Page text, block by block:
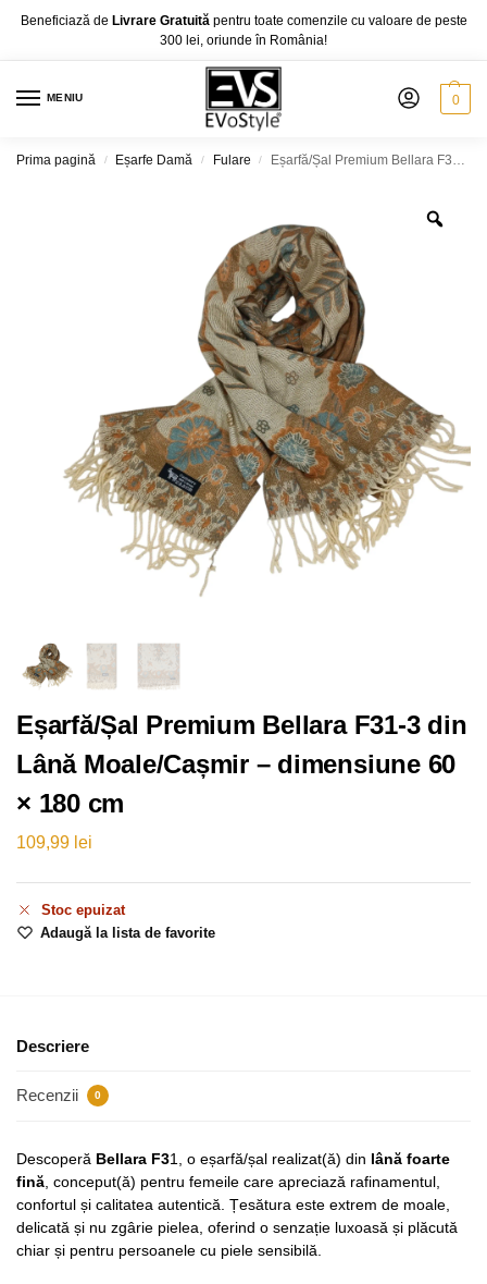
Beneficiază de Livrare Gratuită pentru toate comenzile cu valoare de peste
300 lei, oriunde în România!
MENIU 0
Prima pagină / Eșarfe Damă / Fulare / Eșarfă/Șal Premium Bellara F31-3 din Lână Moale/Cașmir – dimensiune 60 × 180 cm
Eșarfă/Șal Premium Bellara F31-3 din
Lână Moale/Cașmir – dimensiune 60
× 180 cm
109,99 lei
Stoc epuizat
Adaugă la lista de favorite
Descriere
Recenzii 0
Descoperă Bellara F31, o eșarfă/șal realizat(ă) din lână foarte
fină, conceput(ă) pentru femeile care apreciază rafinamentul,
confortul și calitatea autentică. Țesătura este extrem de moale,
delicată și nu zgârie pielea, oferind o senzație luxoasă și plăcută
chiar și pentru persoanele cu piele sensibilă.